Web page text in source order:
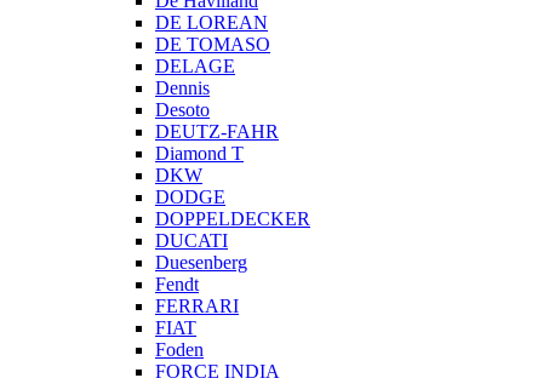
DE LOREAN
DE TOMASO
DELAGE
Dennis
Desoto
DEUTZ-FAHR
Diamond T
DKW
DODGE
DOPPELDECKER
DUCATI
Duesenberg
Fendt
FERRARI
FIAT
Foden
FORCE INDIA